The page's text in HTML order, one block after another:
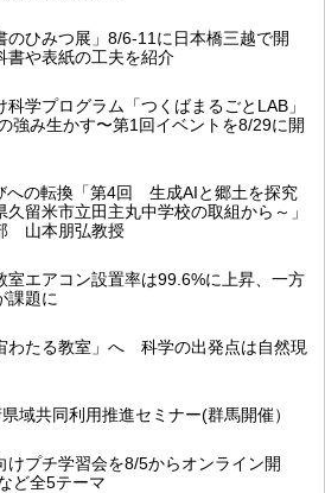
のひみつ展」8/6-11に日本橋三越で開
や表紙の工夫を紹介
学プログラム「つくばまるごとLAB」
強み生かす〜第1回イベントを8/29に開
への転換「第4回 生成AIと郷土を探究
留米市立田主丸中学校の取組から～」
山本朋弘教授
室エアコン設置率は99.6%に上昇、一方
課題に
わたる教室」へ 科学の出発点は自然現
域共同利用推進セミナー(群馬開催）
けプチ学習会を8/5からオンライン開
ど全5テーマ